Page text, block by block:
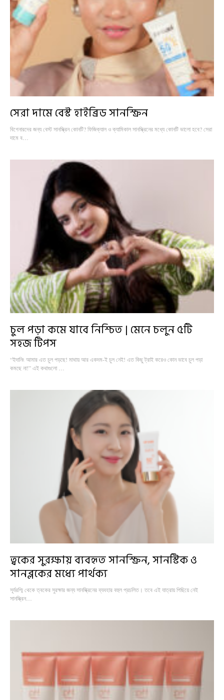
সেরা দামে বেস্ট হাইব্রিড সানস্ক্রিন
বিগেনারদের জন্য বেস্ট সানস্ক্রিন কোনটি? ফিজিক্যাল ও ক্যামিকাল সানস্ক্রিনের মধ্যে কোনটি ভালো হবে? সেরা
দামে ব…
চুল পড়া কমে যাবে নিশ্চিত | মেনে চলুন ৫টি
সহজ টিপস
“ইদানিং আমার এত চুল পড়ছে! মাথায় আর একদম-ই চুল নেই! এত কিছু ট্রাই করেও কোন ভাবে চুল পড়া
কমছে না!” এই কথাগুলো …
ত্বকের সুরক্ষায় ব্যবহৃত সানস্ক্রিন, সানস্টিক ও
সানব্লকের মধ্যে পার্থক্য
সূর্যরশ্মি থেকে ত্বকের সুরক্ষার জন্য সানস্ক্রিনের ব্যবহার বহুল প্রচলিত। তবে এই যাত্রায় পিছিয়ে নেই
সানস্ক্রিন…